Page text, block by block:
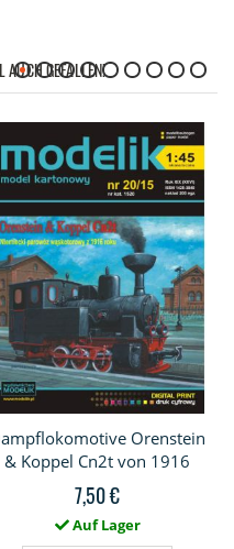
AUCH GEFALLEN!
Orenstein
& Koppel Cn2t von 1916
7,50 €
Auf Lager